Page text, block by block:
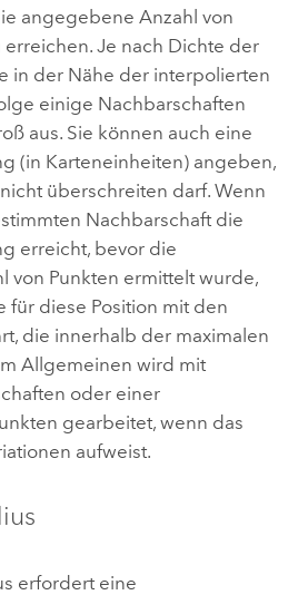
angegebene Anzahl von
Je nach Dichte der
in der Nähe der interpolierten
einige Nachbarschaften
aus. Sie können auch eine
(in Karteneinheiten) angeben,
überschreiten darf. Wenn
Nachbarschaft die
erreicht, bevor die
von Punkten ermittelt wurde,
für diese Position mit den
die innerhalb der maximalen
Allgemeinen wird mit
oder einer
gearbeitet, wenn das
aufweist.
erfordert eine